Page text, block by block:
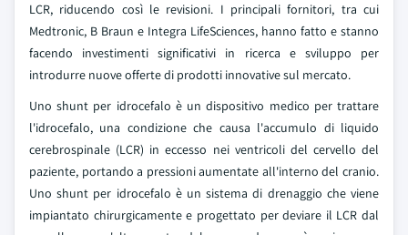
LCR, riducendo così le revisioni. I principali fornitori, tra cui
Medtronic, B Braun e Integra LifeSciences, hanno fatto e stanno
facendo investimenti significativi in ricerca e sviluppo per
introdurre nuove offerte di prodotti innovative sul mercato.
Uno shunt per idrocefalo è un dispositivo medico per trattare
l'idrocefalo, una condizione che causa l'accumulo di liquido
cerebrospinale (LCR) in eccesso nei ventricoli del cervello del
paziente, portando a pressioni aumentate all'interno del cranio.
Uno shunt per idrocefalo è un sistema di drenaggio che viene
impiantato chirurgicamente e progettato per deviare il LCR dal